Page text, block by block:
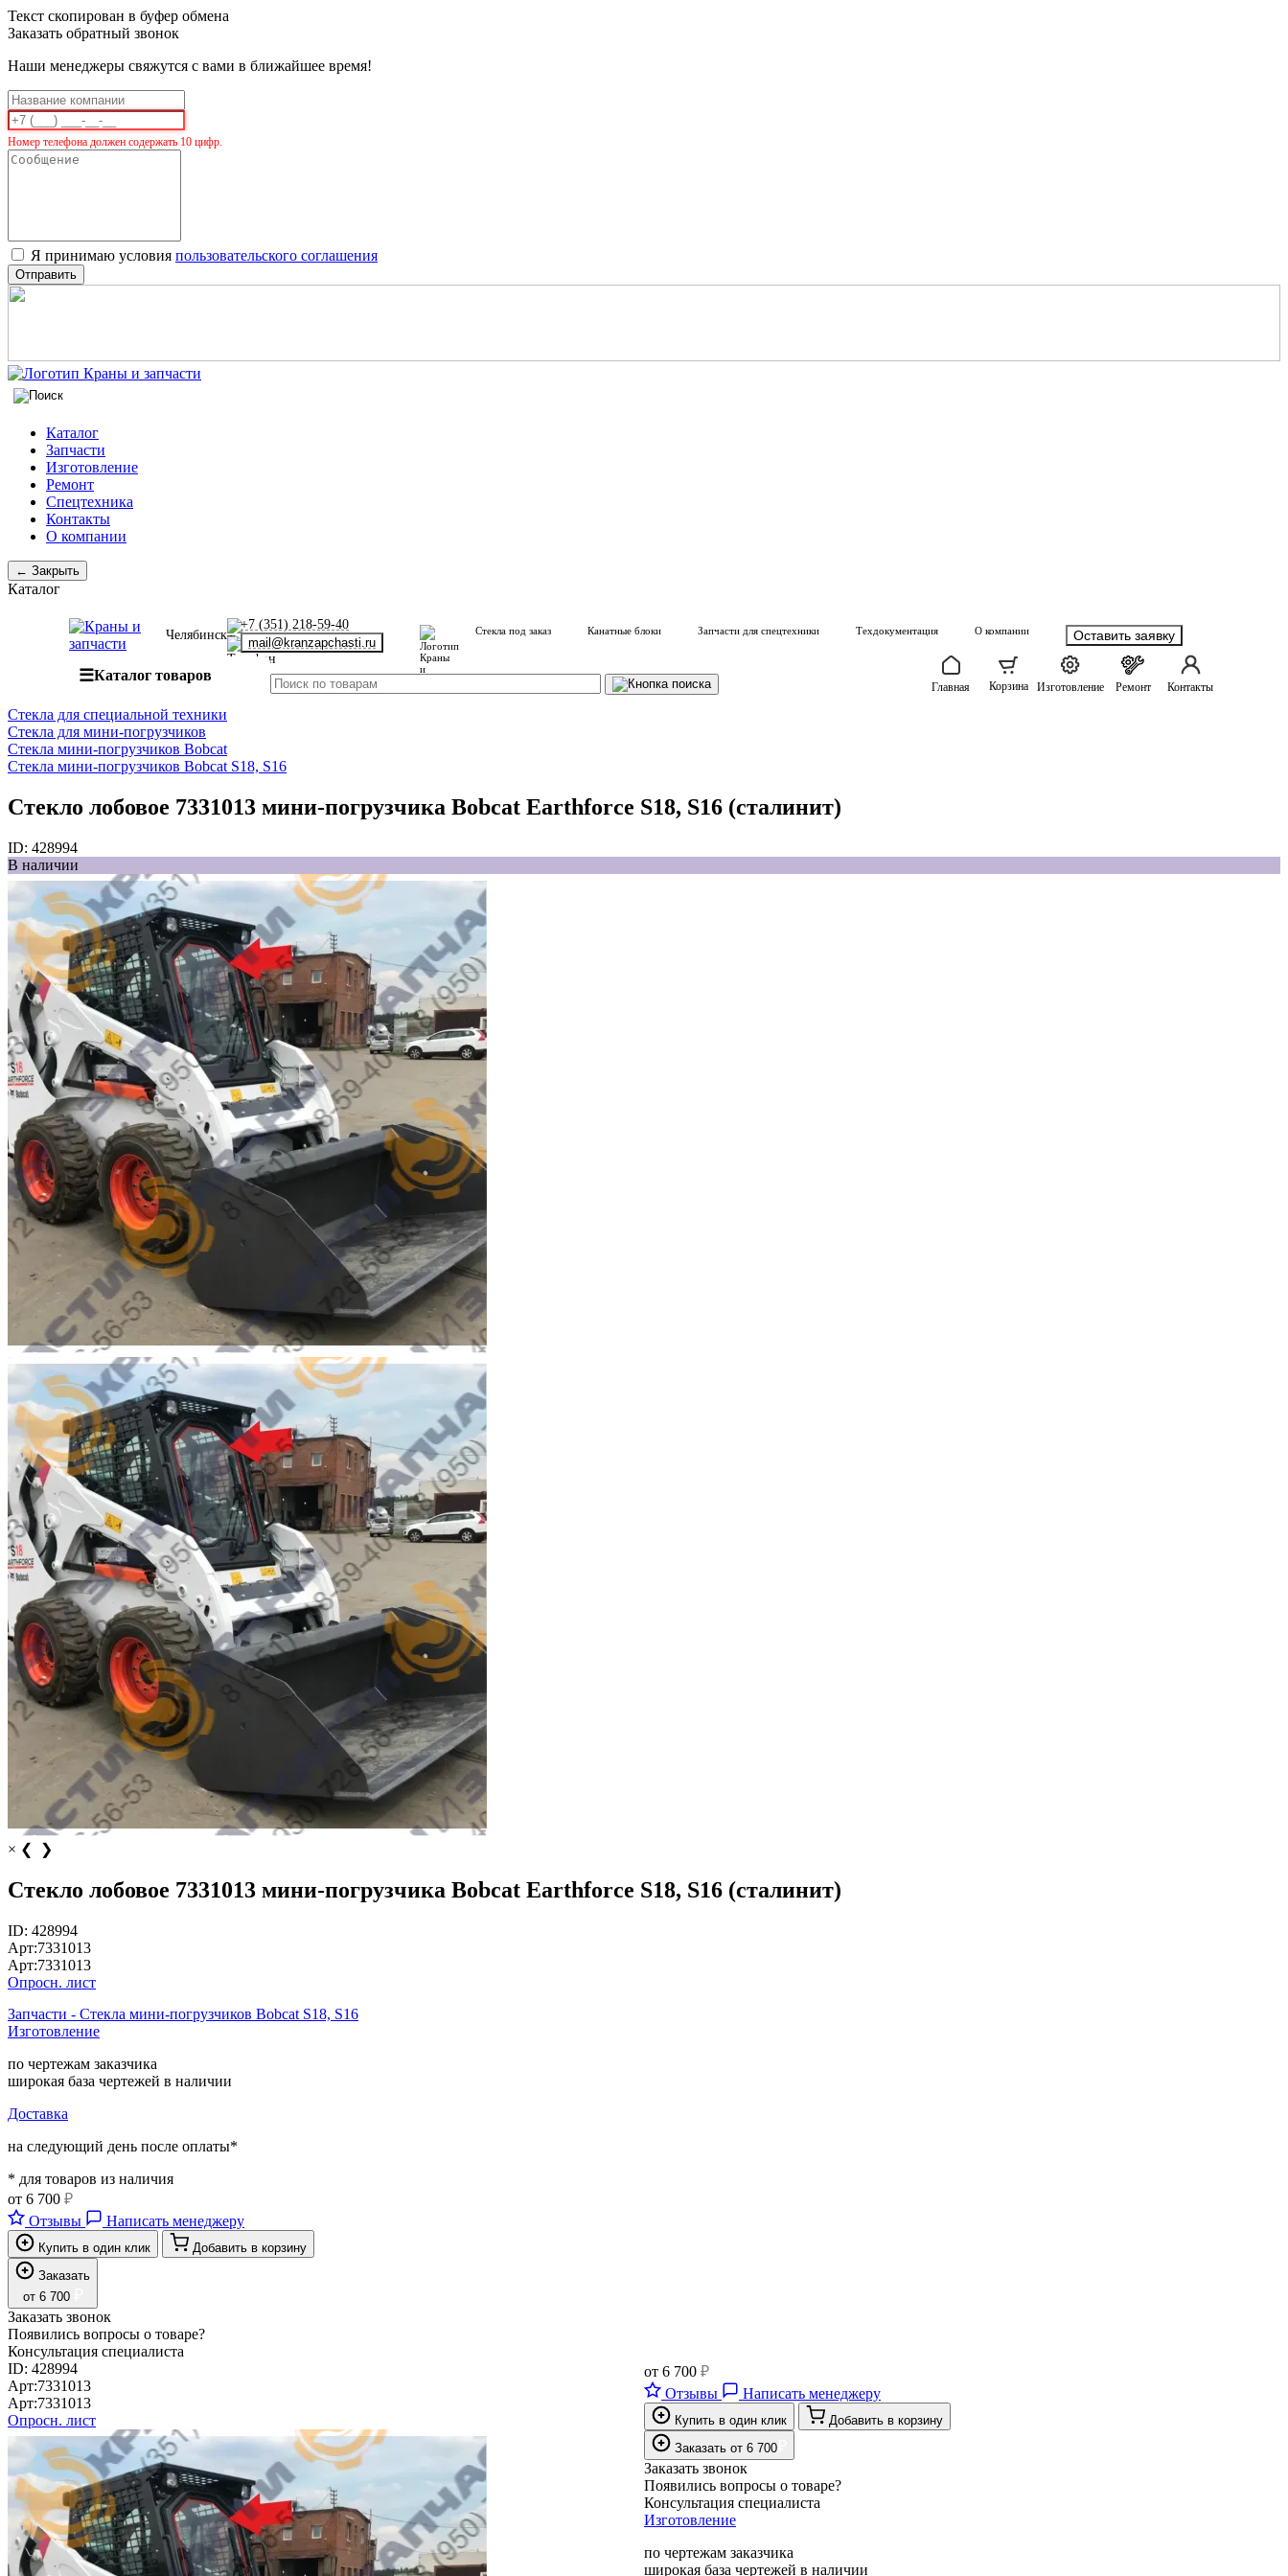
Текст скопирован в буфер обмена
Заказать обратный звонок
Наши менеджеры свяжутся с вами в ближайшее время!
Номер телефона должен содержать 10 цифр.
Я принимаю условия пользовательского соглашения
Отправить
Каталог
Запчасти
Изготовление
Ремонт
Спецтехника
Контакты
О компании
← Закрыть
Каталог
Челябинск
+7 (351) 218-59-40
mail@kranzapchasti.ru
Стекла под заказ Канатные блоки Запчасти для спецтехники Техдокументация О компании Оставить заявку
☰Каталог товаров
Главная Корзина Изготовление Ремонт Контакты
Стекла для специальной техники
Стекла для мини-погрузчиков
Стекла мини-погрузчиков Bobcat
Стекла мини-погрузчиков Bobcat S18, S16
Стекло лобовое 7331013 мини-погрузчика Bobcat Earthforce S18, S16 (сталинит)
ID: 428994
В наличии
× ❮ ❯
Стекло лобовое 7331013 мини-погрузчика Bobcat Earthforce S18, S16 (сталинит)
ID: 428994
Арт:7331013
Арт:7331013
Опросн. лист
Запчасти - Стекла мини-погрузчиков Bobcat S18, S16
Изготовление
по чертежам заказчика
широкая база чертежей в наличии
Доставка
на следующий день после оплаты*
* для товаров из наличия
от 6 700 ₽
Отзывы
Написать менеджеру
Купить в один клик
Добавить в корзину
Заказать
от 6 700
Заказать звонок
Появились вопросы о товаре?
Консультация специалиста
ID: 428994
Арт:7331013
Арт:7331013
Опросн. лист
от 6 700 ₽
Отзывы
Написать менеджеру
Купить в один клик
Добавить в корзину
Заказать от 6 700
Заказать звонок
Появились вопросы о товаре?
Консультация специалиста
Изготовление
по чертежам заказчика
широкая база чертежей в наличии